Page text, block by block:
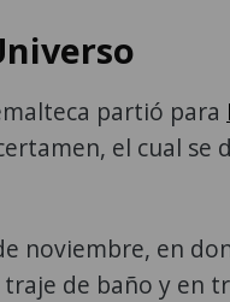
partió para
el cual se
noviembre, en
de baño y en